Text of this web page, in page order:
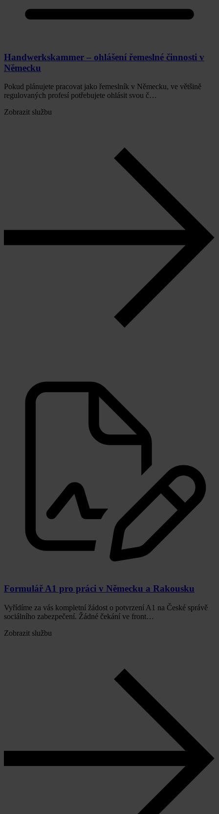
Handwerkskammer – ohlášení řemeslné činnosti v
Německu
Pokud plánujete pracovat jako řemeslník v Německu, ve většině
regulovaných profesí potřebujete ohlásit svou č…
Zobrazit službu
Formulář A1 pro práci v Německu a Rakousku
Vyřídíme za vás kompletní žádost o potvrzení A1 na České správě
sociálního zabezpečení. Žádné čekání ve front…
Zobrazit službu